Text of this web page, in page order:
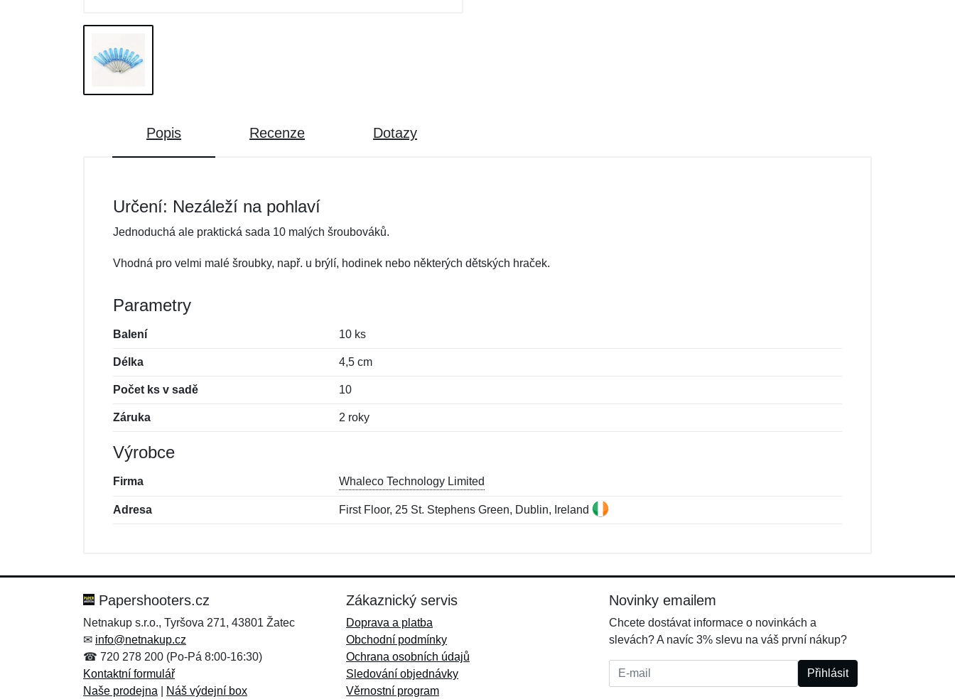
Popis Recenze Dotazy
Určení: Nezáleží na pohlaví
Jednoduchá ale praktická sada 10 malých šroubováků.
Vhodná pro velmi malé šroubky, např. u brýlí, hodinek nebo některých dětských hraček.
Parametry
Balení 10 ks
Délka 4,5 cm
Počet ks v sadě 10
Záruka 2 roky
Výrobce
Firma Whaleco Technology Limited
Adresa First Floor, 25 St. Stephens Green, Dublin, Ireland
Zpráva*
Zpráva*
Papershooters.cz
Netnakup s.r.o., Tyršova 271, 43801 Žatec
✉ info@netnakup.cz
☎ 720 278 200 (Po-Pá 8:00-16:30)
Kontaktní formulář
Naše prodejna
Náš výdejní box
Zákaznický servis
Doprava a platba
Obchodní podmínky
Ochrana osobních údajů
Sledování objednávky
Věrnostní program
Novinky emailem
Chcete dostávat informace o novinkách a
slevách? A navíc 3% slevu na váš první nákup?
E-mail: Přihlásit